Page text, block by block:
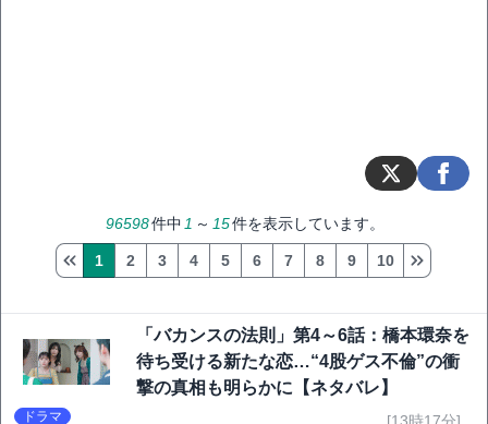
96598件中 1 ～ 15件を表示しています。
1 2 3 4 5 6 7 8 9 10
「バカンスの法則」第4～6話：橋本環奈を
待ち受ける新たな恋…“4股ゲス不倫”の衝
撃の真相も明らかに【ネタバレ】
ドラマ